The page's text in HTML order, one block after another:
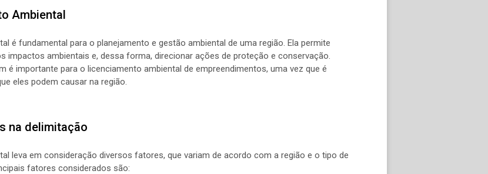
Ambiental
é fundamental para o planejamento e gestão ambiental de uma região. Ela permite
impactos ambientais e, dessa forma, direcionar ações de proteção e conservação.
é importante para o licenciamento ambiental de empreendimentos, uma vez que é
eles podem causar na região.
na delimitação
leva em consideração diversos fatores, que variam de acordo com a região e o tipo de
fatores considerados são: